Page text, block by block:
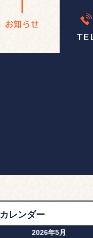
お知らせ
TEL
カレンダー
2026年5月